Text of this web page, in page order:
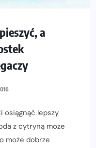
a
osiągnąć lepszy
z cytryną może
może dobrze